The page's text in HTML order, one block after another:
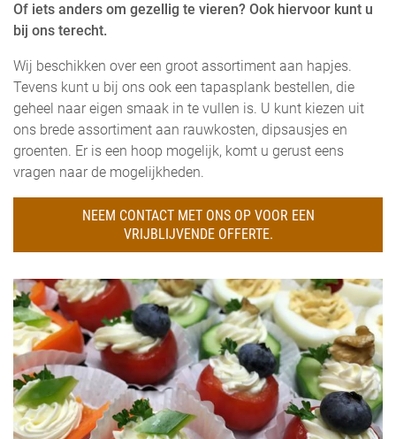
Of iets anders om gezellig te vieren? Ook hiervoor kunt u
bij ons terecht.
Wij beschikken over een groot assortiment aan hapjes.
Tevens kunt u bij ons ook een tapasplank bestellen, die
geheel naar eigen smaak in te vullen is. U kunt kiezen uit
ons brede assortiment aan rauwkosten, dipsausjes en
groenten. Er is een hoop mogelijk, komt u gerust eens
vragen naar de mogelijkheden.
NEEM CONTACT MET ONS OP VOOR EEN
VRIJBLIJVENDE OFFERTE.